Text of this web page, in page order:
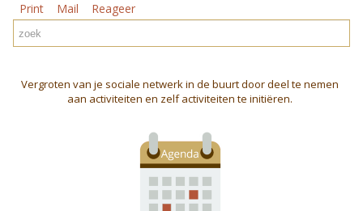
Print Mail Reageer
Vergroten van je sociale netwerk in de buurt door deel te nemen
aan activiteiten en zelf activiteiten te initiëren.